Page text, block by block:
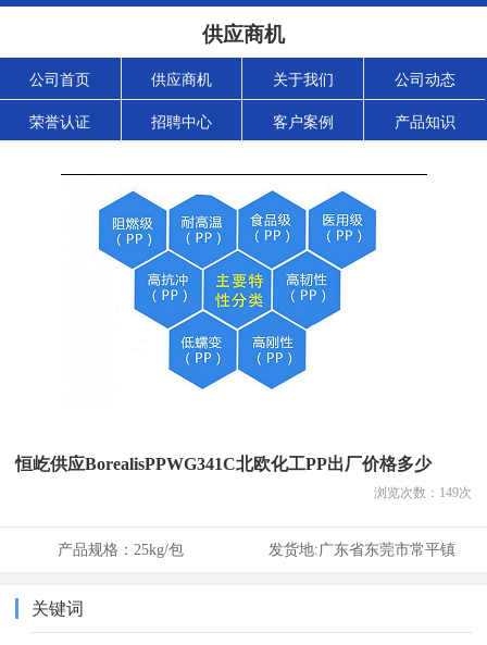
供应商机
公司首页 供应商机 关于我们 公司动态
荣誉认证 招聘中心 客户案例 产品知识
恒屹供应BorealisPPWG341C北欧化工PP出厂价格多少
浏览次数： 149次
产品规格： 25kg/包 发货地:广东省东莞市常平镇
关键词